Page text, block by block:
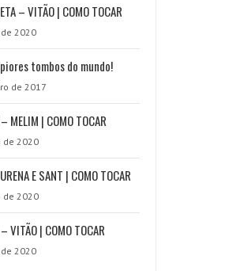
– VITÃO | COMO TOCAR
2020
tombos do mundo!
de 2017
MELIM | COMO TOCAR
de 2020
E SANT | COMO TOCAR
de 2020
VITÃO | COMO TOCAR
2020